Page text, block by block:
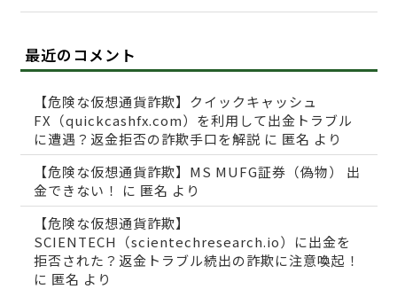
最近のコメント
【危険な仮想通貨詐欺】クイックキャッシュ
FX（quickcashfx.com）を利用して出金トラブル
に遭遇？返金拒否の詐欺手口を解説 に 匿名 より
【危険な仮想通貨詐欺】MS MUFG証券（偽物） 出
金できない！
に 匿名 より
【危険な仮想通貨詐欺】
SCIENTECH（scientechresearch.io）に出金を
拒否された？返金トラブル続出の詐欺に注意喚起！
に 匿名 より